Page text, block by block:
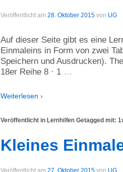
Veröffentlicht am 28. Oktober 2015 von UG
Auf dieser Seite gibt es eine
Einmaleins in Form von zwei
Speichern und Ausdrucken).
18er Reihe 8 · 1 …
Weiterlesen ›
Veröffentlicht in Lernhilfen Getagged mit:
Kleines
Veröffentlicht am 27. Oktober 2015 von UG